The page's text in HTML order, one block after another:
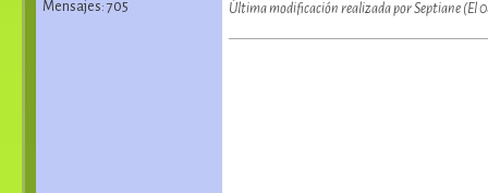
Mensajes: 705 Última modificación realizada por Septiane (El